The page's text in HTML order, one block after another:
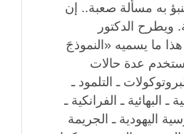
به مسألة صعبة.. إن
ويطرح الدكتور
ما يسميه «النموذجَ
عدة حالات
ـ التلمود ـ
ـ البهائية ـ الفرانكية ـ
اليهودية ـ الجريمة